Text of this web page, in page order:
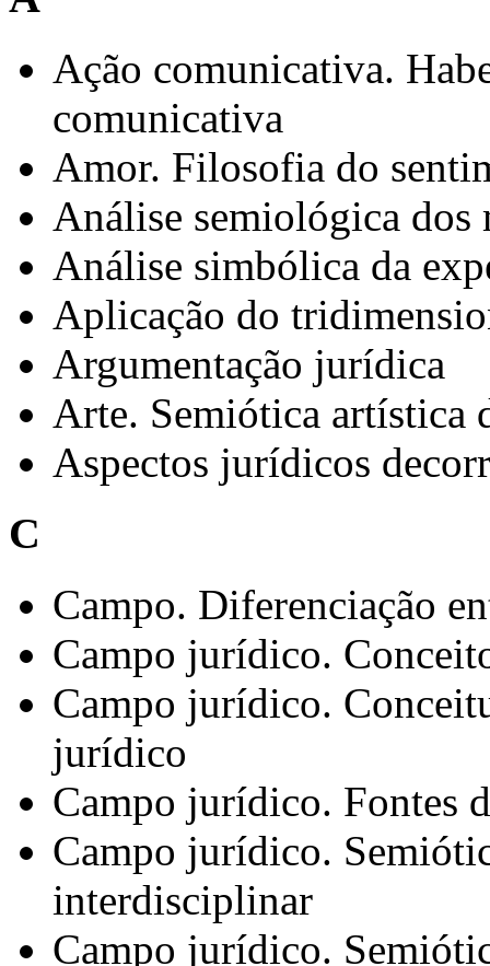
Ação comunicativa.
comunicativa
Amor. Filosofia do
Análise semiológica
Análise simbólica da
Aplicação do
Argumentação jurídica
Arte. Semiótica
Aspectos jurídicos
C
Campo. Diferenciação
Campo jurídico.
Campo jurídico.
jurídico
Campo jurídico. Fontes
Campo jurídico.
interdisciplinar
Campo jurídico.